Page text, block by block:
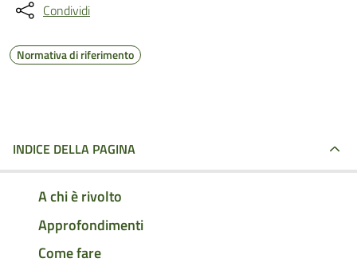
Condividi
Normativa di riferimento
INDICE DELLA PAGINA
A chi è rivolto
Approfondimenti
Come fare